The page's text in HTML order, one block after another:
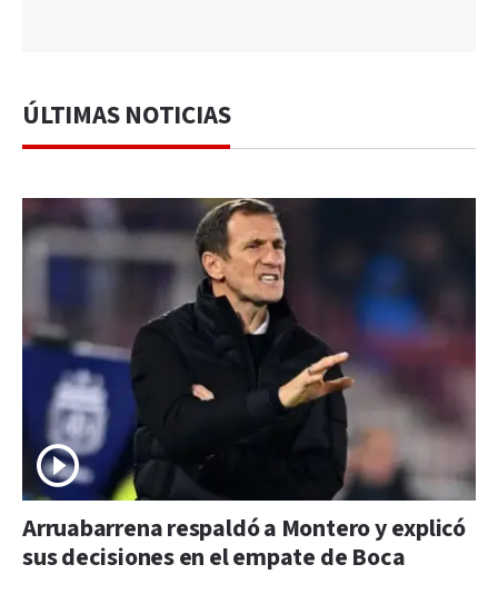
ÚLTIMAS NOTICIAS
Arruabarrena respaldó a Montero y explicó
sus decisiones en el empate de Boca